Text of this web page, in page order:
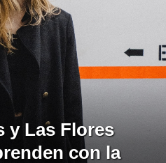
y Las Flores
con la